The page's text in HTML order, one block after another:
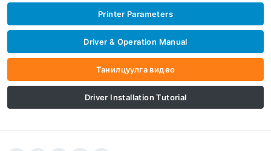
Printer Parameters
Driver & Operation Manual
Танилцуулга видео
Driver Installation Tutorial